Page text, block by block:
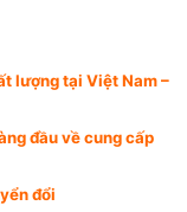
lượng tại Việt Nam –
đầu về cung cấp
đổi